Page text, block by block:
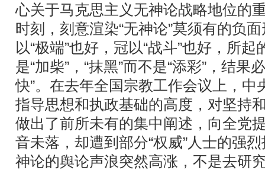
心关于马克思主义无神论战略地位的
时刻，刻意渲染“无神论”莫须有的负
以“极端”也好，冠以“战斗”也好，所起
是“加柴”，“抹黑”而不是“添彩”，结果
快”。在去年全国宗教工作会议上，中
指导思想和执政基础的高度，对坚持
做出了前所未有的集中阐述，向全党
音未落，却遭到部分“权威”人士的强
神论的舆论声浪突然高涨，不是去研